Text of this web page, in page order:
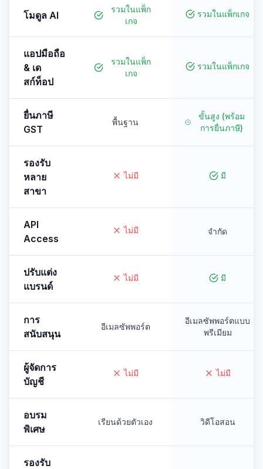
โมดูล AI
รวมในแพ็ก
เกจ
รวมในแพ็กเกจ
แอปมือถือ
& เด
สก์ท็อป
รวมในแพ็ก
เกจ
รวมในแพ็กเกจ
ยื่นภาษี
GST
พื้นฐาน
ขั้นสูง (พร้อม
การยื่นภาษี)
รองรับ
หลาย
สาขา
ไม่มี มี
API
Access
ไม่มี จำกัด
ปรับแต่ง
แบรนด์
ไม่มี มี
การ
สนับสนุน
อีเมลซัพพอร์ต
อีเมลซัพพอร์ตแบบ
พรีเมียม
ผู้จัดการ
บัญชี
ไม่มี ไม่มี
อบรม
พิเศษ
เรียนด้วยตัวเอง วิดีโอสอน
รองรับ